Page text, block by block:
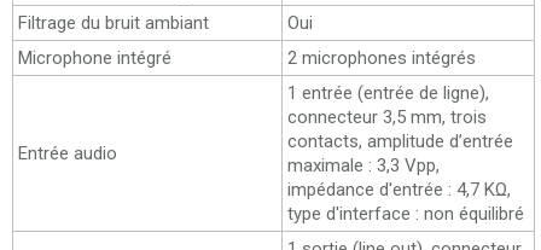
Filtrage du bruit ambiant
Oui
Microphone intégré
2 microphones intégrés
Entrée audio
1 entrée (entrée de ligne),
connecteur 3,5 mm, trois
contacts, amplitude d’entrée
maximale : 3,3 Vpp,
impédance d'entrée : 4,7 KΩ,
type d'interface : non équilibré